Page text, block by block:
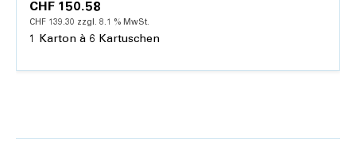
CHF 150.58
CHF 139.30 zzgl. 8.1 % MwSt.
1 Karton à 6 Kartuschen